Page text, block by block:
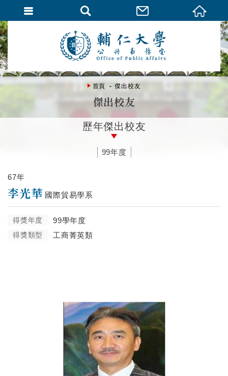
首頁 傑出校友
傑出校友
歷年傑出校友
99年度
67年
李光華 國際貿易學系
得獎年度 99學年度
得獎類型 工商菁英類